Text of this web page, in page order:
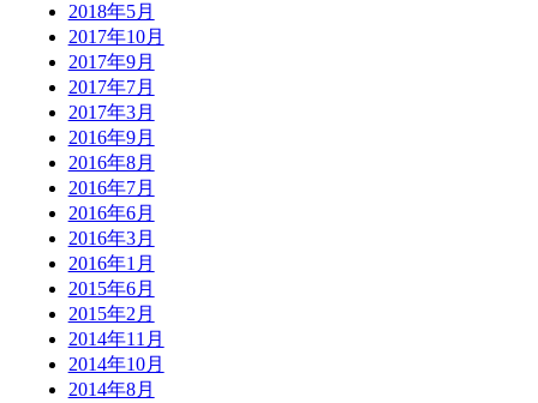
2018年5月
2017年10月
2017年9月
2017年7月
2017年3月
2016年9月
2016年8月
2016年7月
2016年6月
2016年3月
2016年1月
2015年6月
2015年2月
2014年11月
2014年10月
2014年8月